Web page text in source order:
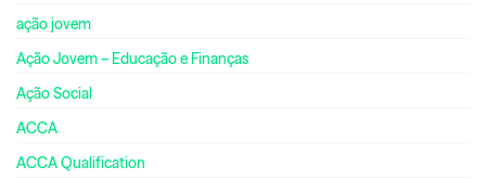
ação jovem
Ação Jovem – Educação e Finanças
Ação Social
ACCA
ACCA Qualification